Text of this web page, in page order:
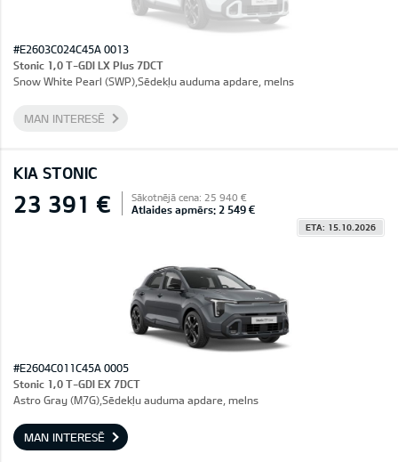
#E2603C024C45A 0013
Stonic 1,0 T-GDI LX Plus 7DCT
Snow White Pearl (SWP),Sēdekļu auduma apdare, melns
MAN INTERESĒ
KIA STONIC
23 391 € Sākotnējā cena: 25 940 €
Atlaides apmērs: 2 549 €
ETA: 15.10.2026
#E2604C011C45A 0005
Stonic 1,0 T-GDI EX 7DCT
Astro Gray (M7G),Sēdekļu auduma apdare, melns
MAN INTERESĒ